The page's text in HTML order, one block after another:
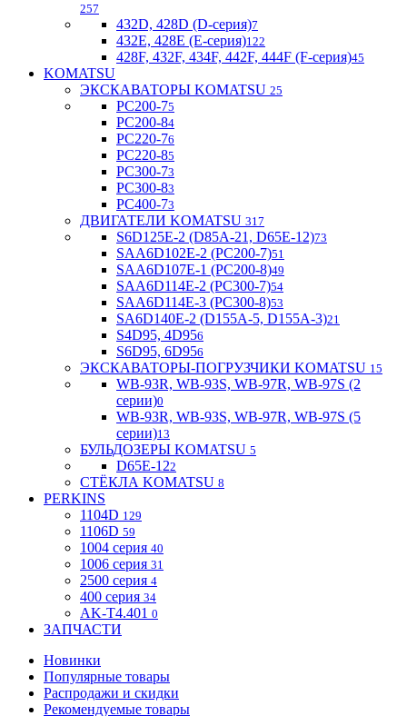
257
432D, 428D (D-серия)7
432E, 428E (E-серия)122
428F, 432F, 434F, 442F, 444F (F-серия)45
KOMATSU
ЭКСКАВАТОРЫ KOMATSU 25
PC200-75
PC200-84
PC220-76
PC220-85
PC300-73
PC300-83
PC400-73
ДВИГАТЕЛИ KOMATSU 317
S6D125E-2 (D85A-21, D65E-12)73
SAA6D102E-2 (PC200-7)51
SAA6D107E-1 (PC200-8)49
SAA6D114E-2 (PC300-7)54
SAA6D114E-3 (PC300-8)53
SA6D140E-2 (D155A-5, D155A-3)21
S4D95, 4D956
S6D95, 6D956
ЭКСКАВАТОРЫ-ПОГРУЗЧИКИ KOMATSU 15
WB-93R, WB-93S, WB-97R, WB-97S (2
серии)0
WB-93R, WB-93S, WB-97R, WB-97S (5
серии)13
БУЛЬДОЗЕРЫ KOMATSU 5
D65E-122
СТЁКЛА KOMATSU 8
PERKINS
1104D 129
1106D 59
1004 серия 40
1006 серия 31
2500 серия 4
400 серия 34
AK-T4.401 0
ЗАПЧАСТИ
Новинки
Популярные товары
Распродажи и скидки
Рекомендуемые товары